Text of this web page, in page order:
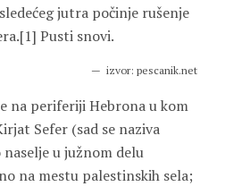
jutra počinje rušenje
Pusti snovi.
izvor: pescanik.net
na periferiji Hebrona u kom
Sefer (sad se naziva
u južnom delu
na mestu palestinskih sela;